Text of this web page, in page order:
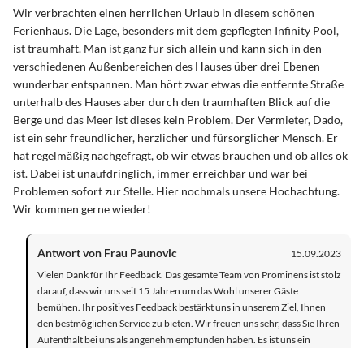
Wir verbrachten einen herrlichen Urlaub in diesem schönen
Ferienhaus. Die Lage, besonders mit dem gepflegten Infinity Pool,
ist traumhaft. Man ist ganz für sich allein und kann sich in den
verschiedenen Außenbereichen des Hauses über drei Ebenen
wunderbar entspannen. Man hört zwar etwas die entfernte Straße
unterhalb des Hauses aber durch den traumhaften Blick auf die
Berge und das Meer ist dieses kein Problem. Der Vermieter, Dado,
ist ein sehr freundlicher, herzlicher und fürsorglicher Mensch. Er
hat regelmäßig nachgefragt, ob wir etwas brauchen und ob alles ok
ist. Dabei ist unaufdringlich, immer erreichbar und war bei
Problemen sofort zur Stelle. Hier nochmals unsere Hochachtung.
Wir kommen gerne wieder!
Antwort von Frau Paunovic
15.09.2023
Vielen Dank für Ihr Feedback. Das gesamte Team von Prominens ist stolz
darauf, dass wir uns seit 15 Jahren um das Wohl unserer Gäste
bemühen. Ihr positives Feedback bestärkt uns in unserem Ziel, Ihnen
den bestmöglichen Service zu bieten. Wir freuen uns sehr, dass Sie Ihren
Aufenthalt bei uns als angenehm empfunden haben. Es ist uns ein